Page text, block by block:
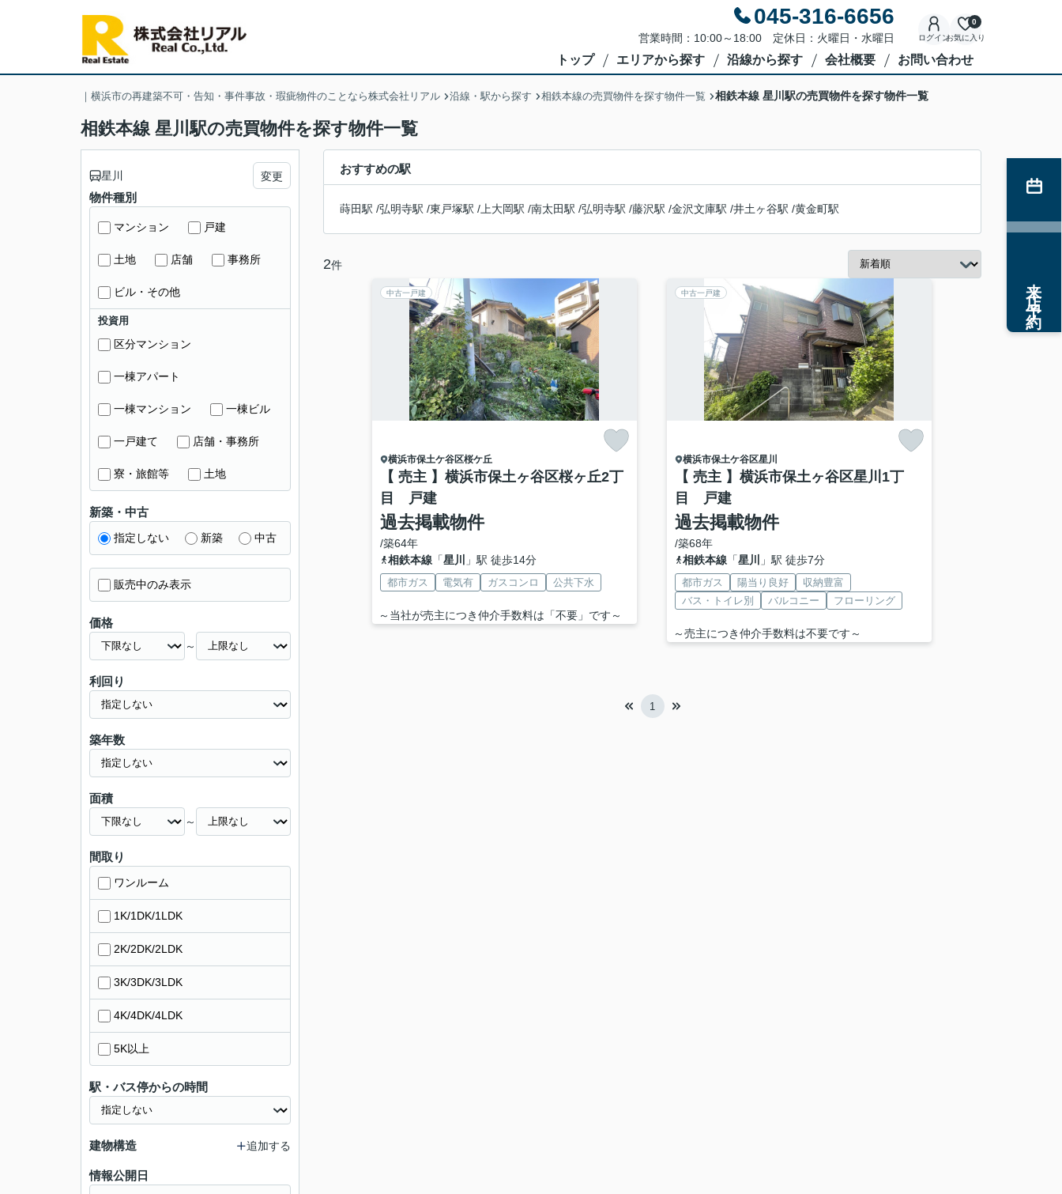
045-316-6656
営業時間：10:00～18:00 定休日：火曜日・水曜日 ログインお気に入り
0
トップ エリアから探す 沿線から探す 会社概要 お問い合わせ
｜横浜市の再建築不可・告知・事件事故・瑕疵物件のことなら株式会社リアル 沿線・駅から探す 相鉄本線の売買物件を探す物件一覧 相鉄本線 星川駅の売買物件を探す物件一覧
相鉄本線 星川駅の売買物件を探す物件一覧
おすすめの駅
蒔田駅 /弘明寺駅 /東戸塚駅 / 上大岡駅 /南太田駅 /弘明寺駅 /藤沢駅 /金沢文庫駅 /井土ヶ谷駅 /黄金町駅
2件
中古一戸建
横浜市保土ケ谷区桜ケ丘
【 売主 】横浜市保土ヶ谷区桜ヶ丘2丁
目 戸建
過去掲載物件
/築64年
相鉄本線「星川 」駅 徒歩14分
都市ガス 電気有 ガスコンロ 公共下水
～当社が売主につき仲介手数料は「不要」です～
中古一戸建
横浜市保土ケ谷区星川
【 売主 】横浜市保土ヶ谷区星川1丁
目 戸建
過去掲載物件
/築68年
相鉄本線「星川 」駅 徒歩7分
都市ガス 陽当り良好
収納豊富
バス・トイレ別
バルコニー フローリング
～売主につき仲介手数料は不要です～
1
星川 変更
物件種別
マンション 戸建
土地 店舗 事務所
ビル・その他
投資用
区分マンション
一棟アパート
一棟マンション 一棟ビル
一戸建て 店舗・事務所
寮・旅館等 土地
新築・中古
指定しない 新築 中古
販売中のみ表示
価格
～
利回り
築年数
面積
～
間取り
ワンルーム
1K/1DK/1LDK
2K/2DK/2LDK
3K/3DK/3LDK
4K/4DK/4LDK
5K以上
駅・バス停からの時間
建物構造 追加する
情報公開日
来店予約